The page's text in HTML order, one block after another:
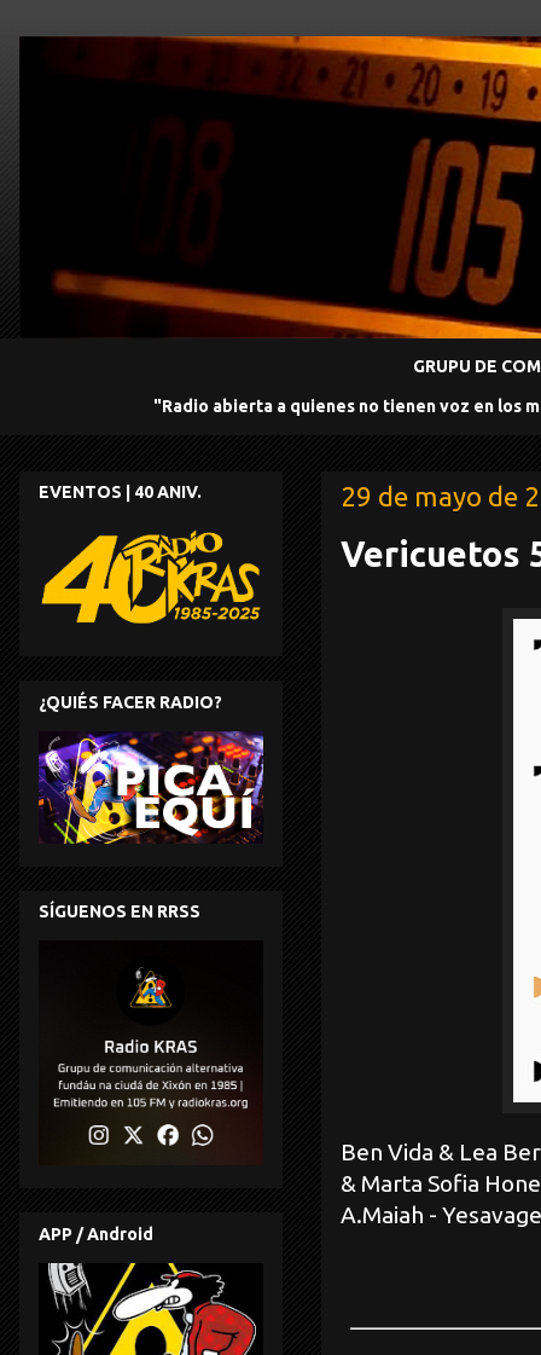
GRUPU DE
"Radio abierta a quienes no tienen voz en los
29 de mayo de
Vericuetos
Ben Vida & Lea
& Marta Sofia
A.Maiah -
EVENTOS | 40 ANIV.
¿QUIÉS FACER RADIO?
SÍGUENOS EN RRSS
APP / Android